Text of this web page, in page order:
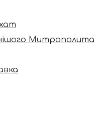
Митрополита